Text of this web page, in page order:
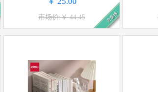
市场价:￥ 44.45 史泰博